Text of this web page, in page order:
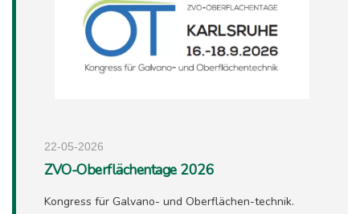
22-05-2026
ZVO-Oberflächentage 2026
Kongress für Galvano- und Oberflächen-technik.